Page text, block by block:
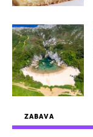
ZABAVA